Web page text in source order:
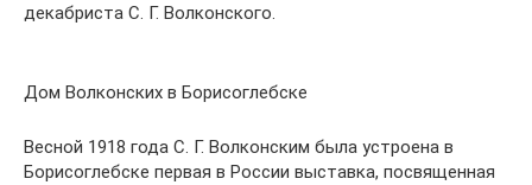
декабриста С. Г. Волконского.
Дом Волконских в Борисоглебске
Весной 1918 года С. Г. Волконским была устроена в
Борисоглебске первая в России выставка, посвященная